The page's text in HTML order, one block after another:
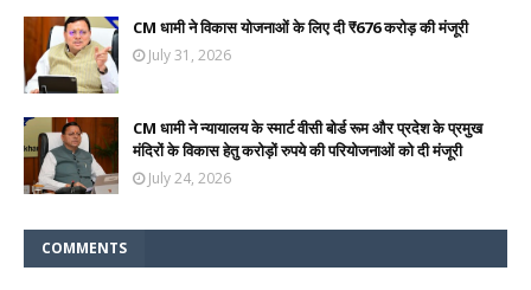
CM धामी ने विकास योजनाओं के लिए दी ₹676 करोड़ की मंजूरी
July 31, 2026
CM धामी ने न्यायालय के स्मार्ट वीसी बोर्ड रूम और प्रदेश के प्रमुख
मंदिरों के विकास हेतु करोड़ों रुपये की परियोजनाओं को दी मंजूरी
July 24, 2026
COMMENTS